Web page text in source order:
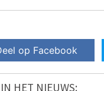
op Facebook
HET NIEUWS: